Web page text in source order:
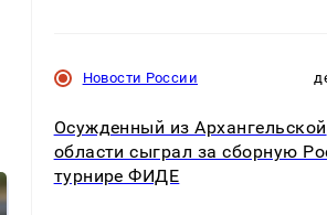
Новости России
Осужденный из Архангельской
области сыграл за сборную
турнире ФИДЕ